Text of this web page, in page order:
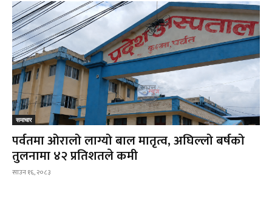
समाचार
पर्वतमा ओरालो लाग्यो बाल मातृत्व, अघिल्लो बर्षको
तुलनामा ४२ प्रतिशतले कमी
साउन १६, २०८३